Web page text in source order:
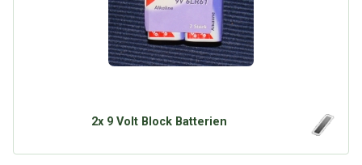
2x 9 Volt Block Batterien